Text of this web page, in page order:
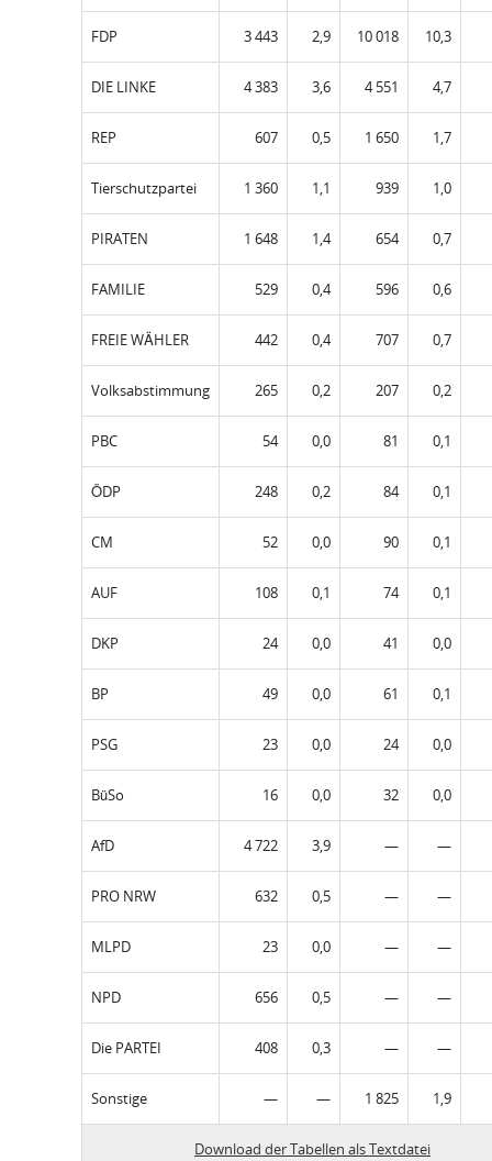
FDP 3 443 2,9 10 018 10,3
DIE LINKE 4 383 3,6 4 551 4,7
REP 607 0,5 1 650 1,7
Tierschutzpartei 1 360 1,1 939 1,0
PIRATEN 1 648 1,4 654 0,7
FAMILIE 529 0,4 596 0,6
FREIE WÄHLER 442 0,4 707 0,7
Volksabstimmung 265 0,2 207 0,2
PBC 54 0,0 81 0,1
ÖDP 248 0,2 84 0,1
CM 52 0,0 90 0,1
AUF 108 0,1 74 0,1
DKP 24 0,0 41 0,0
BP 49 0,0 61 0,1
PSG 23 0,0 24 0,0
BüSo 16 0,0 32 0,0
AfD 4 722 3,9 — —
PRO NRW 632 0,5 — —
MLPD 23 0,0 — —
NPD 656 0,5 — —
Die PARTEI 408 0,3 — —
Sonstige — — 1 825 1,9
Download der Tabellen als Textdatei